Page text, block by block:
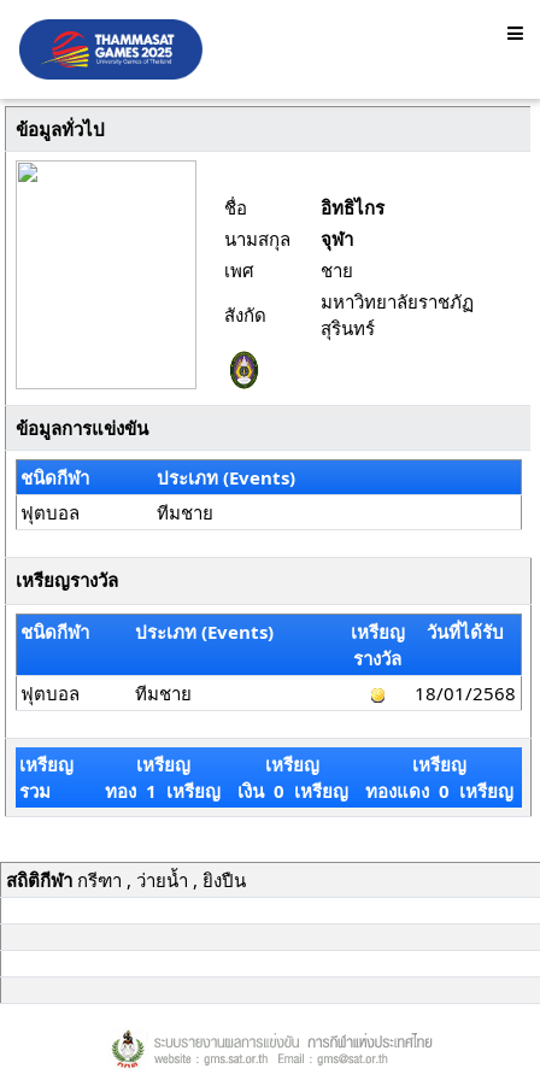
ข้อมูลทั่วไป
ชื่อ
อิทธิไกร
นามสกุล
จุฬา
เพศ
ชาย
สังกัด
มหาวิทยาลัยราชภัฏ
สุรินทร์
ข้อมูลการแข่งขัน
ชนิดกีฬา
ประเภท (Events)
ฟุตบอล
ทีมชาย
เหรียญรางวัล
ชนิดกีฬา ประเภท (Events)
เหรียญ
รางวัล
วันที่ได้รับ
ฟุตบอล ทีมชาย 18/01/2568
เหรียญ
รวม
เหรียญ
ทอง 1 เหรียญ
เหรียญ
เงิน 0 เหรียญ
เหรียญ
ทองแดง 0 เหรียญ
สถิติกีฬากรีฑา , ว่ายน้ำ , ยิงปืน